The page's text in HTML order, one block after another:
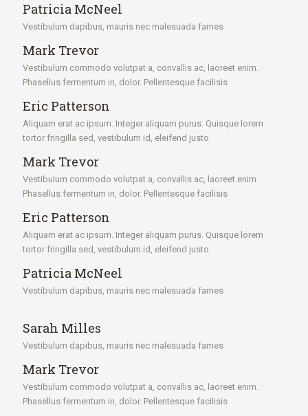
Patricia McNeel
Vestibulum dapibus, mauris nec malesuada fames
Mark Trevor
Vestibulum commodo volutpat a, convallis ac, laoreet enim.
Phasellus fermentum in, dolor. Pellentesque facilisis
Eric Patterson
Aliquam erat ac ipsum. Integer aliquam purus. Quisque lorem
tortor fringilla sed, vestibulum id, eleifend justo
Mark Trevor
Vestibulum commodo volutpat a, convallis ac, laoreet enim.
Phasellus fermentum in, dolor. Pellentesque facilisis
Eric Patterson
Aliquam erat ac ipsum. Integer aliquam purus. Quisque lorem
tortor fringilla sed, vestibulum id, eleifend justo
Patricia McNeel
Vestibulum dapibus, mauris nec malesuada fames
Sarah Milles
Vestibulum dapibus, mauris nec malesuada fames
Mark Trevor
Vestibulum commodo volutpat a, convallis ac, laoreet enim.
Phasellus fermentum in, dolor. Pellentesque facilisis